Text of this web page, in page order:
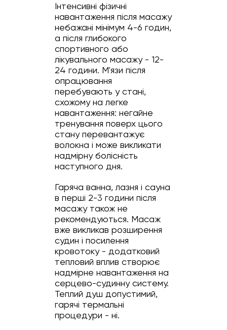
Інтенсивні фізичні
навантаження після масажу
небажані мінімум 4-6 годин,
а після глибокого
спортивного або
лікувального масажу - 12-
24 години. М'язи після
опрацювання
перебувають у стані,
схожому на легке
навантаження: негайне
тренування поверх цього
стану перевантажує
волокна і може викликати
надмірну болісність
наступного дня.
Гаряча ванна, лазня і сауна
в перші 2-3 години після
масажу також не
рекомендуються. Масаж
вже викликав розширення
судин і посилення
кровотоку - додатковий
тепловий вплив створює
надмірне навантаження на
серцево-судинну систему.
Теплий душ допустимий,
гарячі термальні
процедури - ні.